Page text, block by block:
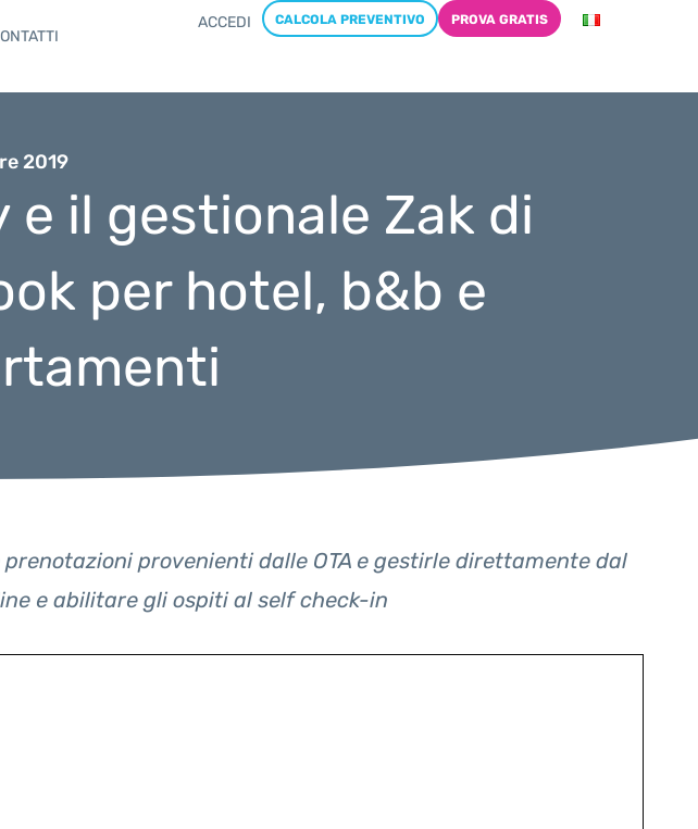
ACCEDI CALCOLA PREVENTIVO PROVA GRATIS
2019
e il gestionale Zak di
per hotel, b&b e
provenienti dalle OTA e gestirle direttamente dal
e abilitare gli ospiti al self check-in